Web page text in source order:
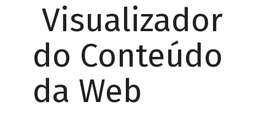
Visualizador
do Conteúdo
da Web